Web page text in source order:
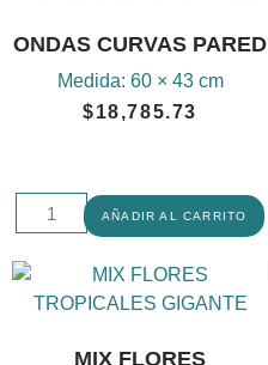
ONDAS CURVAS PARED
Medida: 60 × 43 cm
$18,785.73
AÑADIR AL CARRITO
MIX FLORES